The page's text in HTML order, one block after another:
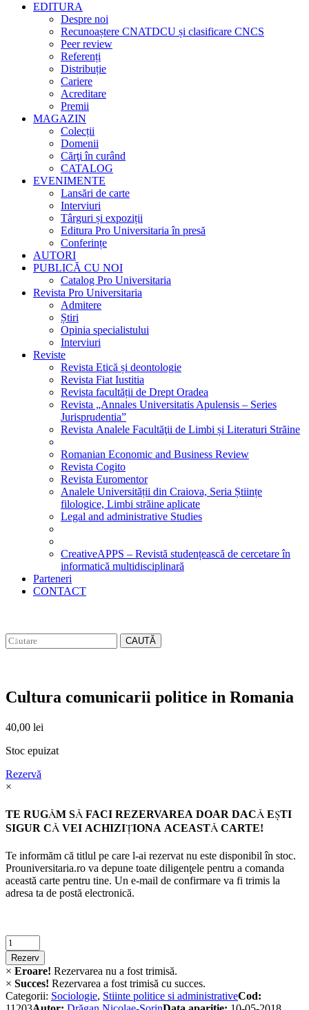
EDITURA
Despre noi
Recunoaștere CNATDCU și clasificare CNCS
Peer review
Referenți
Distribuție
Cariere
Acreditare
Premii
MAGAZIN
Colecții
Domenii
Cărţi în curând
CATALOG
EVENIMENTE
Lansări de carte
Interviuri
Târguri și expoziții
Editura Pro Universitaria în presă
Conferințe
AUTORI
PUBLICĂ CU NOI
Catalog Pro Universitaria
Revista Pro Universitaria
Admitere
Știri
Opinia specialistului
Interviuri
Reviste
Revista Etică și deontologie
Revista Fiat Iustitia
Revista facultății de Drept Oradea
Revista „Annales Universitatis Apulensis – Series
Jurisprudentia”
Revista Analele Facultăţii de Limbi și Literaturi Străine
Romanian Economic and Business Review
Revista Cogito
Revista Euromentor
Analele Universității din Craiova, Seria Științe
filologice, Limbi străine aplicate
Legal and administrative Studies
CreativeAPPS – Revistă studențească de cercetare în
informatică multidisciplinară
Parteneri
CONTACT
CAUTĂ
Cultura comunicarii politice in Romania
40,00 lei
Stoc epuizat
Rezervă
×
TE RUGĂM SĂ FACI REZERVAREA DOAR DACĂ EŞTI
SIGUR CĂ VEI ACHIZIŢIONA ACEASTĂ CARTE!
Te informăm că titlul pe care l-ai rezervat nu este disponibil în stoc.
Prouniversitaria.ro va depune toate diligenţele pentru a comanda
această carte pentru tine. Un e-mail de confirmare va fi trimis la
adresa ta de postă electronică.
Criminalistica
quantity
Rezerv
× Eroare! Rezervarea nu a fost trimisă.
× Succes! Rezervarea a fost trimisă cu succes.
Categorii: Sociologie, Stiinte politice si administrativeCod: